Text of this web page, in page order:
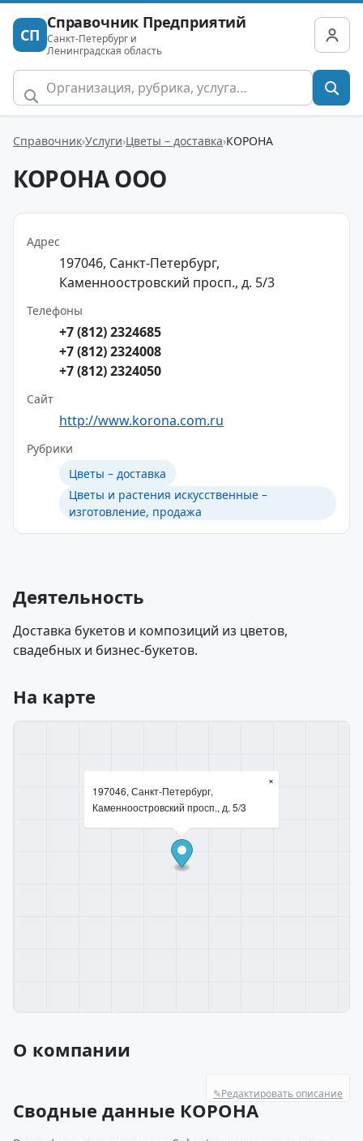
СП
Справочник Предприятий
Санкт-Петербург и
Ленинградская область
Справочник Услуги Цветы – доставка КОРОНА
КОРОНА ООО
Адрес
197046, Санкт-Петербург,
Каменноостровский просп., д. 5/3
Телефоны
+7 (812) 2324685
+7 (812) 2324008
+7 (812) 2324050
Сайт
http://www.korona.com.ru
Рубрики
Цветы – доставка
Цветы и растения искусственные –
изготовление, продажа
Деятельность
Доставка букетов и композиций из цветов,
свадебных и бизнес-букетов.
На карте
197046, Санкт-Петербург,
Каменноостровский просп., д. 5/3
×
О компании
✎Редактировать описание
Сводные данные КОРОНА